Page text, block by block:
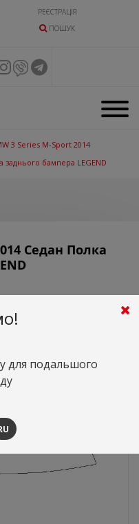
РЕЄСТРАЦІЯ
ПОШУК
3 Series M-Sport 2014
заднього бампера LEGEND
Седан Полка
для подальшого